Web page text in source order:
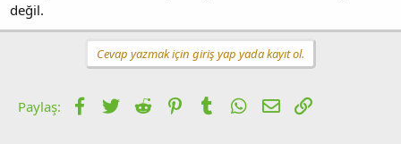
değil.
Cevap yazmak için giriş yap yada kayıt ol.
Paylaş: Facebook
TwitterReddit PinterestTumblrWhatsApp
E-postaLink